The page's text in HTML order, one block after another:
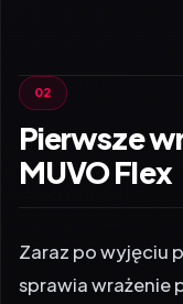
Pierwsze
MUVO Flex
Zaraz po wyjęciu
sprawia wrażenie